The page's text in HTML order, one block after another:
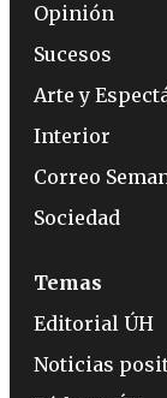
Opinión
Sucesos
Arte y
Interior
Correo
Sociedad
Temas
Editorial ÚH
Noticias